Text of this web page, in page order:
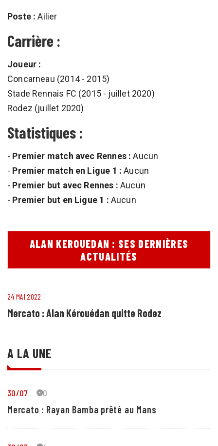
Poste : Ailier
Carrière :
Joueur :
Concarneau (2014 - 2015)
Stade Rennais FC (2015 - juillet 2020)
Rodez (juillet 2020)
Statistiques :
- Premier match avec Rennes : Aucun
- Premier match en Ligue 1 : Aucun
- Premier but avec Rennes : Aucun
- Premier but en Ligue 1 : Aucun
ALAN KEROUEDAN : SES DERNIÈRES
ACTUALITÉS
24 MAI 2022
Mercato : Alan Kérouédan quitte Rodez
A LA UNE
30/07 30
Mercato : Rayan Bamba prêté au Mans